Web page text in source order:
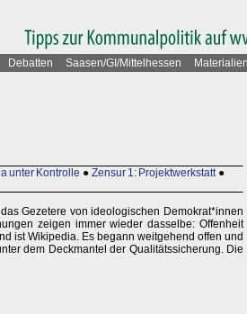
Debatten Saasen/GI/Mittelhessen Materialien
unter Kontrolle ● Zensur 1: Projektwerkstatt ●
Gezetere von ideologischen Demokrat*innen
zeigen immer wieder dasselbe: Offenheit
ist Wikipedia. Es begann weitgehend offen und
dem Deckmantel der Qualitätssicherung. Die